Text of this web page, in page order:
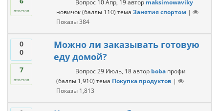
ответов
Вопрос 10 Апр, 19 автор maksimowaviky
новичок (баллы 110) тема Занятия спортом |
Показы384
0
0
7
ответов
Можно ли заказывать готовую
еду домой?
Вопрос 29 Июль, 18 автор boba профи
(баллы 1,910) тема Покупка продуктов |
Показы 1,813